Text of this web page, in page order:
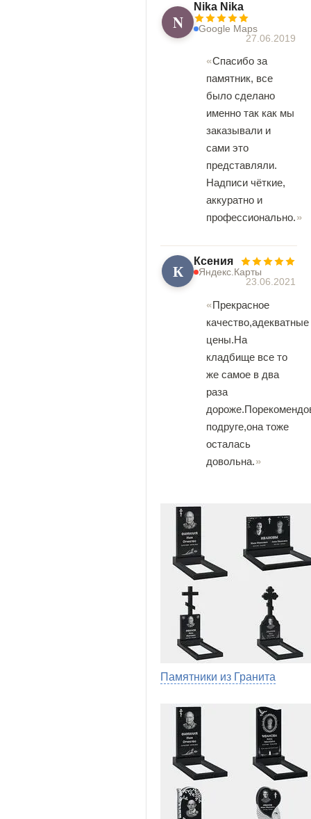
N
Nika Nika
Google Maps
27.06.2019
Спасибо за
памятник, все
было сделано
именно так как мы
заказывали и
сами это
представляли.
Надписи чёткие,
аккуратно и
профессионально.
К Ксения
Яндекс.Карты
23.06.2021
Прекрасное
качество,адекватные
цены.На
кладбище все то
же самое в два
раза
подруге,она тоже
осталась
довольна.
Памятники из Гранита